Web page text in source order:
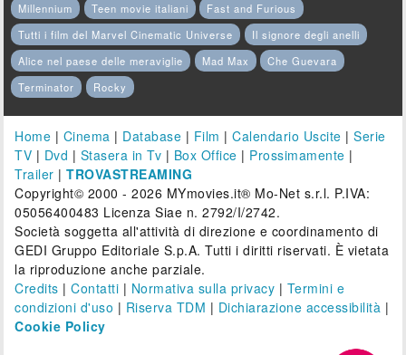
Millennium
Teen movie italiani
Fast and Furious
Tutti i film del Marvel Cinematic Universe
Il signore degli anelli
Alice nel paese delle meraviglie
Mad Max
Che Guevara
Terminator
Rocky
Home | Cinema | Database | Film |Calendario Uscite |Serie
TV | Dvd | Stasera in Tv | Box Office | Prossimamente |
Trailer |TROVASTREAMING
Copyright© 2000 - 2026 MYmovies.it® Mo-Net s.r.l. P.IVA:
05056400483 Licenza Siae n. 2792/I/2742.
Società soggetta all'attività di direzione e coordinamento di
GEDI Gruppo Editoriale S.p.A. Tutti i diritti riservati. È vietata
la riproduzione anche parziale.
Credits |Contatti | Normativa sulla privacy | Termini e
condizioni d'uso | Riserva TDM | Dichiarazione accessibilità |
Cookie Policy